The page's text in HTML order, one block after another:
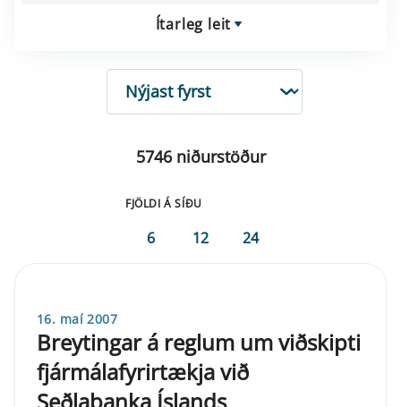
Ítarleg leit
RÖÐUN
5746 niðurstöður
FJÖLDI Á SÍÐU
6 12 24
16. maí 2007
Breytingar á reglum um viðskipti
fjármálafyrirtækja við
Seðlabanka Íslands